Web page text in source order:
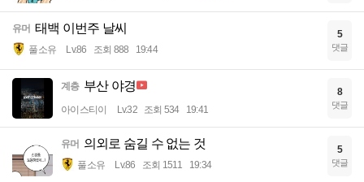
유머 태백 이번주 날씨
풀소유 Lv.86 조회 888 19:44
5
댓글
계층 부산 야경
아이스티이 Lv.32 조회 534 19:41
8
댓글
유머 의외로 숨길 수 없는 것
풀소유 Lv.86 조회 1511 19:34
5
댓글